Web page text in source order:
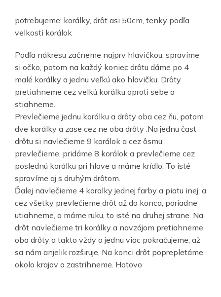
potrebujeme: korálky, drôt asi 50cm, tenky podľa
velkosti korálok
Podľa nákresu začneme najprv hlavičkou. spravíme
si očko, potom na každý koniec drôtu dáme po 4
malé korálky a jednu veľkú ako hlavičku. Drôty
pretiahneme cez velkú korálku oproti sebe a
stiahneme.
Prevlečieme jednu korálku a drôty oba cez ňu, potom
dve korálky a zase cez ne oba drôty .Na jednu čast
drôtu si navlečieme 9 korálok a cez ôsmu
prevlečieme, pridáme 8 korálok a prevlečieme cez
poslednú korálku pri hlave a máme krídlo. To isté
spravíme aj s druhým drôtom.
Ďalej navlečieme 4 koralky jednej farby a piatu inej, a
cez všetky prevlečieme drôt až do konca, poriadne
utiahneme, a máme ruku, to isté na druhej strane. Na
drôt navlečieme tri korálky a navzájom pretiahneme
oba drôty a takto vždy o jednu viac pokračujeme, až
sa nám anjelik rozširuje, Na konci drôt poprepletáme
okolo krajov a zastrihneme. Hotovo